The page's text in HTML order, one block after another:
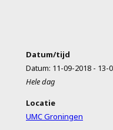
Datum/tijd
Datum: 11-09-2018 - 13-
Hele dag
Locatie
UMC Groningen